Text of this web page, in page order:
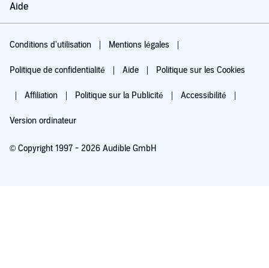
Aide
Conditions d'utilisation Mentions légales
Politique de confidentialité Aide Politique sur les Cookies
Affiliation Politique sur la Publicité Accessibilité
Version ordinateur
© Copyright 1997 - 2026 Audible GmbH